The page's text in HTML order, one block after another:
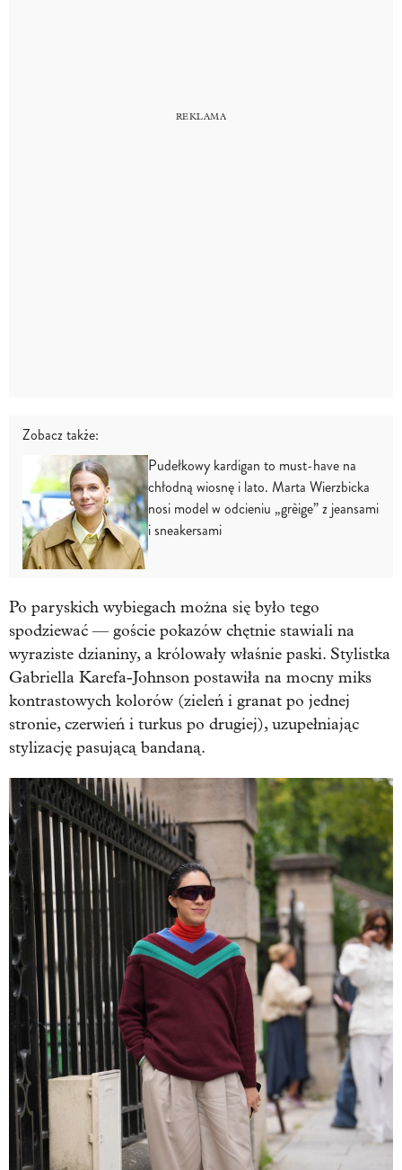
Zobacz także:
Pudełkowy kardigan to must-have na
chłodną wiosnę i lato. Marta Wierzbicka
nosi model w odcieniu „grèige” z jeansami
i sneakersami
Po paryskich wybiegach można się było tego
spodziewać — goście pokazów chętnie stawiali na
wyraziste dzianiny, a królowały właśnie paski. Stylistka
Gabriella Karefa-Johnson postawiła na mocny miks
kontrastowych kolorów (zieleń i granat po jednej
stronie, czerwień i turkus po drugiej), uzupełniając
stylizację pasującą bandaną.